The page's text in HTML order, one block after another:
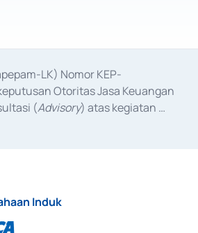
LK) Nomor KEP-
Otoritas Jasa Keuangan
(Advisory) atas kegiatan
Induk